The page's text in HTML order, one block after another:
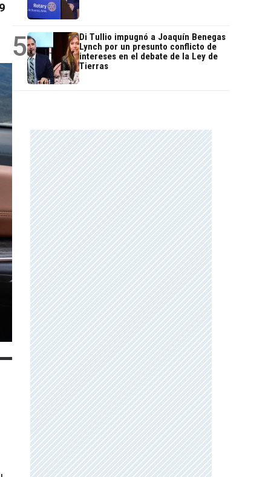
5
Di Tullio impugnó a Joaquín Benegas
Lynch por un presunto conflicto de
intereses en el debate de la Ley de
Tierras